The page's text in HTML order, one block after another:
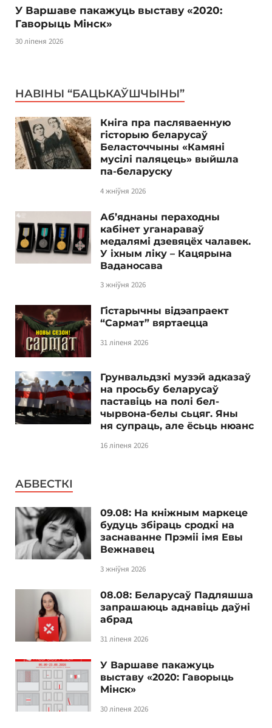
У Варшаве пакажуць выставу «2020:
Гаворыць Мінск»
30 ліпеня 2026
НАВІНЫ “БАЦЬКАЎШЧЫНЫ”
Кніга пра пасляваенную
гісторыю беларусаў
Беласточчыны «Камяні
мусілі паляцець» выйшла
па-беларуску
4 жніўня 2026
Аб’яднаны пераходны
кабінет уганараваў
медалямі дзевяцёх чалавек.
У іхным ліку – Кацярына
Ваданосава
3 жніўня 2026
Гістарычны відэапраект
“Сармат” вяртаецца
31 ліпеня 2026
Грунвальдзкі музэй адказаў
на просьбу беларусаў
паставіць на полі бел-
чырвона-белы сьцяг. Яны
ня супраць, але ёсьць нюанс
16 ліпеня 2026
АБВЕСТКІ
09.08: На кніжным маркеце
будуць збіраць сродкі на
заснаванне Прэміі імя Евы
Вежнавец
3 жніўня 2026
08.08: Беларусаў Падляшша
запрашаюць аднавіць даўні
абрад
31 ліпеня 2026
У Варшаве пакажуць
выставу «2020: Гаворыць
Мінск»
30 ліпеня 2026